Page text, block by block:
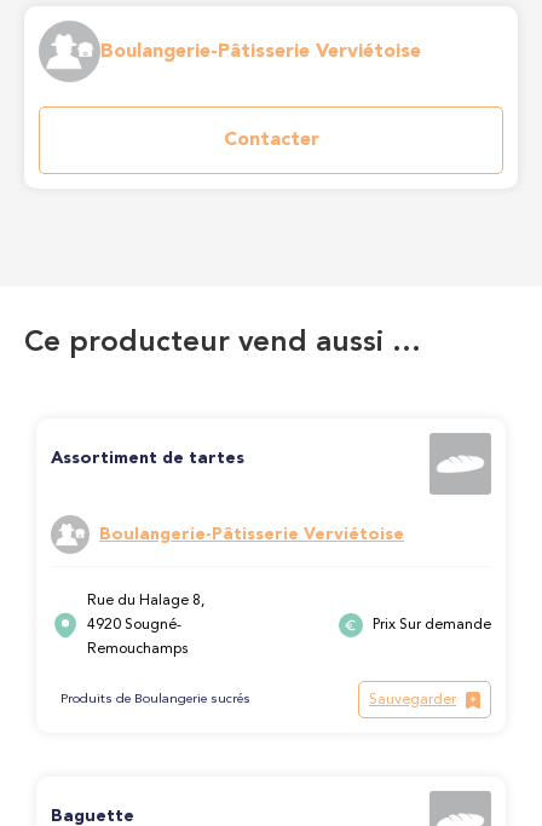
Boulangerie-Pâtisserie Verviétoise
Contacter
Ce producteur vend aussi …
Assortiment de tartes
Boulangerie-Pâtisserie Verviétoise
Rue du Halage 8,
4920 Sougné-
Remouchamps
Prix Sur demande
Produits de Boulangerie sucrés Sauvegarder
Baguette